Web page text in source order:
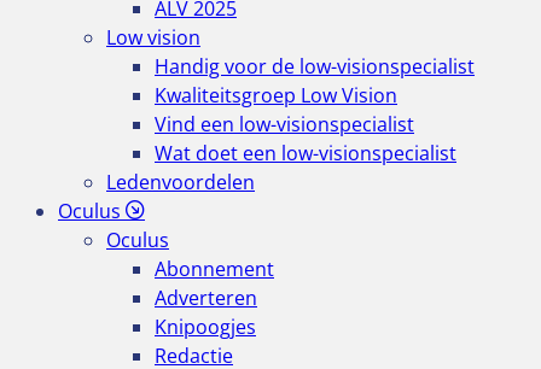
ALV 2025
Low vision
Handig voor de low-visionspecialist
Kwaliteitsgroep Low Vision
Vind een low-visionspecialist
Wat doet een low-visionspecialist
Ledenvoordelen
Oculus
Oculus
Abonnement
Adverteren
Knipoogjes
Redactie